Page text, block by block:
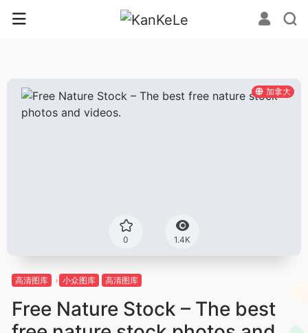
加拿大
0 1.4K
高清图库 小众图库 高清图库
Free Nature Stock – The best